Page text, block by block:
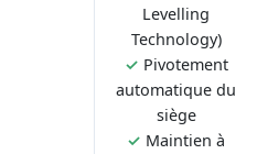
Levelling
Technology)
✓ Pivotement
automatique du
siège
✓ Maintien à